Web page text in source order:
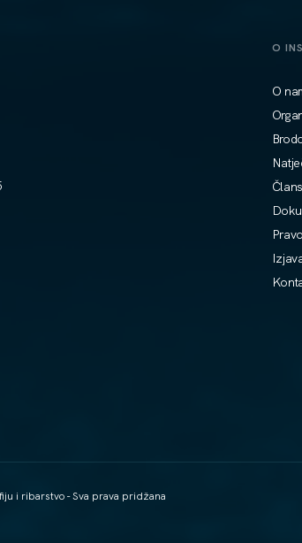
O
O
i ribarstvo - Sva prava pridžana